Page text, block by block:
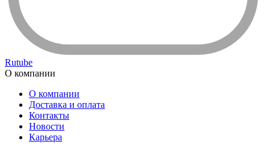
Rutube
О компании
О компании
Доставка и оплата
Контакты
Новости
Карьера